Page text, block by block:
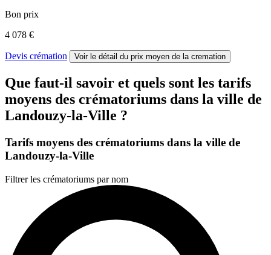
Bon prix
4 078 €
Devis crémation Voir le détail du prix moyen de la cremation
Que faut-il savoir et quels sont les tarifs
moyens des crématoriums dans la ville de
Landouzy-la-Ville ?
Tarifs moyens des crématoriums dans la ville de
Landouzy-la-Ville
Filtrer les crématoriums par nom